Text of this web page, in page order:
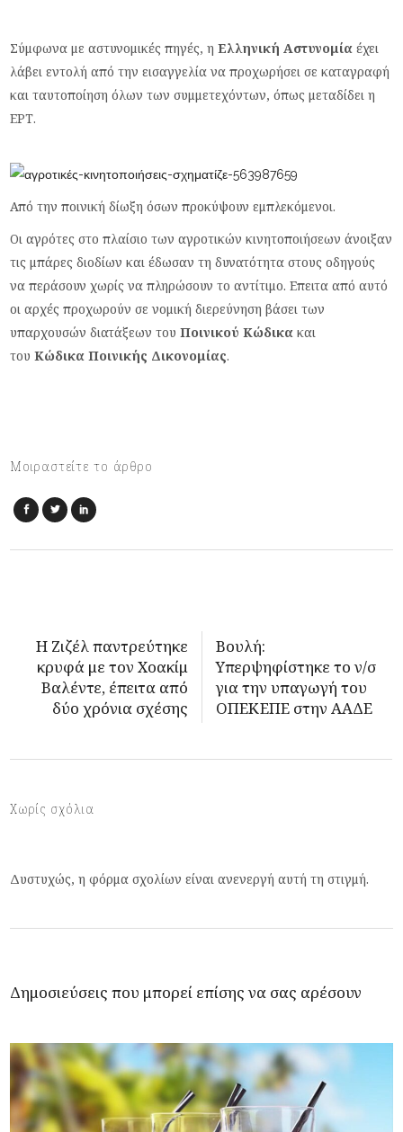
Σύμφωνα με αστυνομικές πηγές, ηΕλληνική Αστυνομίαέχει
λάβει εντολή από την εισαγγελία να προχωρήσει σε καταγραφή
και ταυτοποίηση όλων των συμμετεχόντων, όπως μεταδίδει η
ΕΡΤ.
Από την ποινική δίωξη όσων προκύψουν εμπλεκόμενοι.
Οι αγρότες στο πλαίσιο των αγροτικών κινητοποιήσεων άνοιξαν
τις μπάρες διοδίων και έδωσαν τη δυνατότητα στους οδηγούς
να περάσουν χωρίς να πληρώσουν το αντίτιμο. Επειτα από αυτό
οι αρχές προχωρούν σε νομική διερεύνηση βάσει των
υπαρχουσών διατάξεων του Ποινικού Κώδικα και
τουΚώδικα Ποινικής Δικονομίας.
Μοιραστείτε το άρθρο
Η Ζιζέλ παντρεύτηκε
κρυφά με τον Χοακίμ
Βαλέντε, έπειτα από
δύο χρόνια σχέσης
Βουλή:
Υπερψηφίστηκε το ν/σ
για την υπαγωγή του
ΟΠΕΚΕΠΕ στην ΑΑΔΕ
Χωρίς σχόλια
Δυστυχώς, η φόρμα σχολίων είναι ανενεργή αυτή τη στιγμή.
Δημοσιεύσεις που μπορεί επίσης να σας αρέσουν